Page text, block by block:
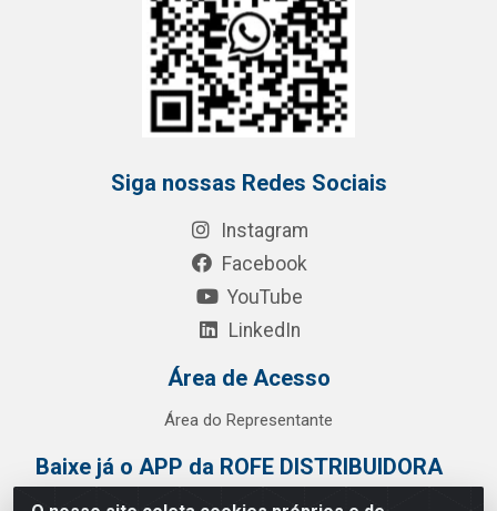
Siga nossas Redes Sociais
Instagram
Facebook
YouTube
LinkedIn
Área de Acesso
Área do Representante
Baixe já o APP da ROFE DISTRIBUIDORA